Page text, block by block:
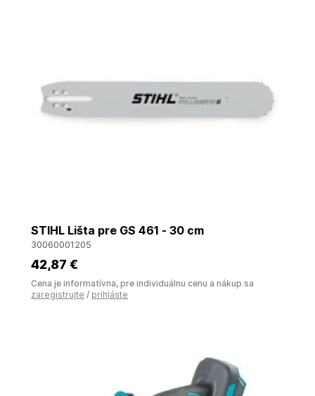
STIHL Lišta pre GS 461 - 30 cm
30060001205
42,87 €
Cena je informatívna, pre individuálnu cenu a nákup sa
zaregistrujte / prihláste